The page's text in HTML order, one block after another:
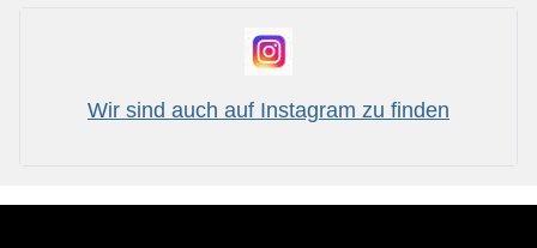
Wir sind auch auf Instagram zu finden